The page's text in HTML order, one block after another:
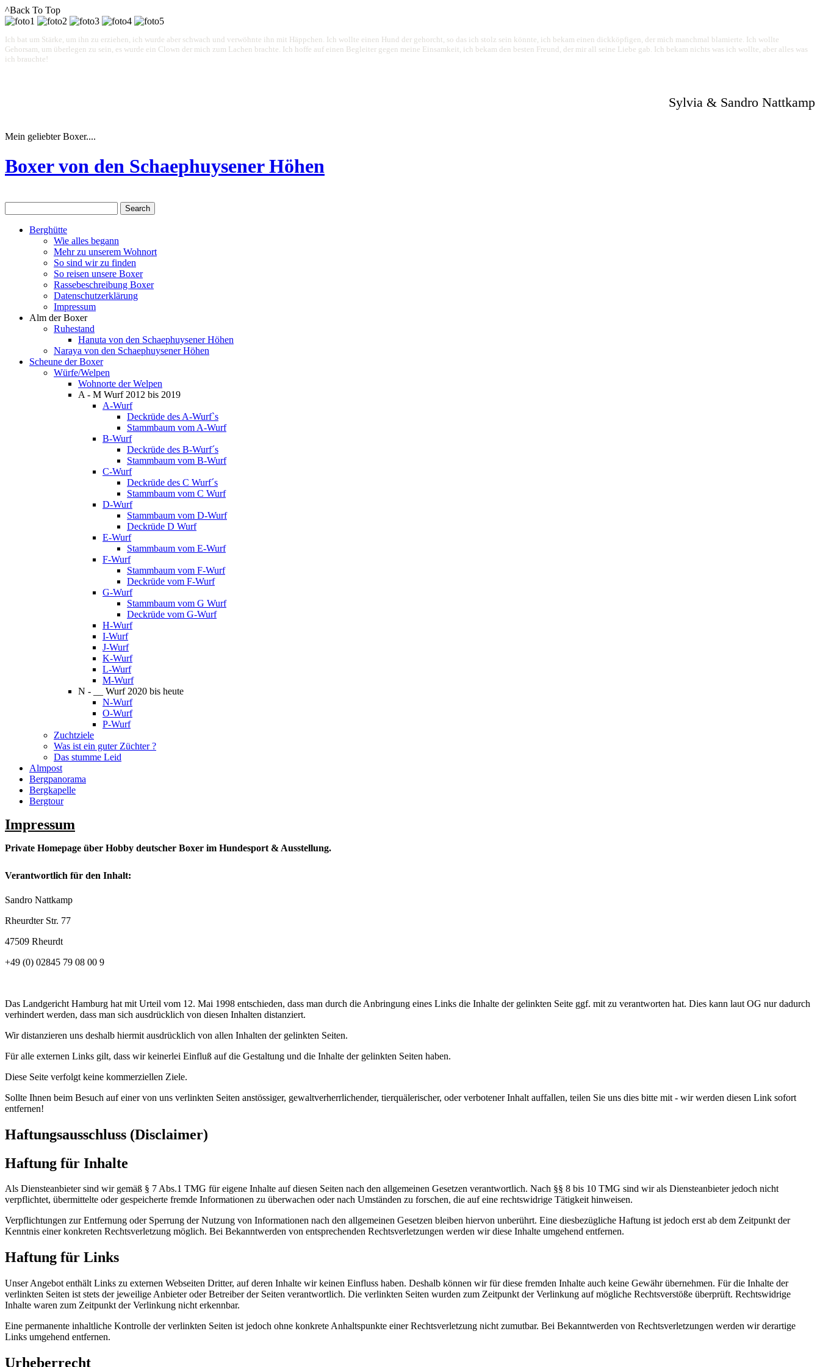
^Back To Top
Ich bat um Stärke, um ihn zu erziehen, ich wurde aber schwach und verwöhnte ihn mit Häppchen. Ich wollte einen Hund der gehorcht, so das ich stolz sein könnte, ich bekam einen dickköpfigen, der mich manchmal blamierte. Ich wollte
Gehorsam, um überlegen zu sein, es wurde ein Clown der mich zum Lachen brachte. Ich hoffe auf einen Begleiter gegen meine Einsamkeit, ich bekam den besten Freund, der mir all seine Liebe gab. Ich bekam nichts was ich wollte, aber alles was
ich brauchte!
Sylvia & Sandro Nattkamp
Mein geliebter Boxer....
Boxer von den Schaephuysener Höhen
Berghütte
Wie alles begann
Mehr zu unserem Wohnort
So sind wir zu finden
So reisen unsere Boxer
Rassebeschreibung Boxer
Datenschutzerklärung
Impressum
Alm der Boxer
Ruhestand
Hanuta von den Schaephuysener Höhen
Naraya von den Schaephuysener Höhen
Scheune der Boxer
Würfe/Welpen
Wohnorte der Welpen
A - M Wurf 2012 bis 2019
A-Wurf
Deckrüde des A-Wurf`s
Stammbaum vom A-Wurf
B-Wurf
Deckrüde des B-Wurf´s
Stammbaum vom B-Wurf
C-Wurf
Deckrüde des C Wurf´s
Stammbaum vom C Wurf
D-Wurf
Stammbaum vom D-Wurf
Deckrüde D Wurf
E-Wurf
Stammbaum vom E-Wurf
F-Wurf
Stammbaum vom F-Wurf
Deckrüde vom F-Wurf
G-Wurf
Stammbaum vom G Wurf
Deckrüde vom G-Wurf
H-Wurf
I-Wurf
J-Wurf
K-Wurf
L-Wurf
M-Wurf
N - __ Wurf 2020 bis heute
N-Wurf
O-Wurf
P-Wurf
Zuchtziele
Was ist ein guter Züchter ?
Das stumme Leid
Almpost
Bergpanorama
Bergkapelle
Bergtour
Impressum
Private Homepage über Hobby deutscher Boxer im Hundesport & Ausstellung.
Verantwortlich für den Inhalt:
Sandro Nattkamp
Rheurdter Str. 77
47509 Rheurdt
+49 (0) 02845 79 08 00 9
Das Landgericht Hamburg hat mit Urteil vom 12. Mai 1998 entschieden, dass man durch die Anbringung eines Links die Inhalte der gelinkten Seite ggf. mit zu verantworten hat. Dies kann laut OG nur dadurch
verhindert werden, dass man sich ausdrücklich von diesen Inhalten distanziert.
Wir distanzieren uns deshalb hiermit ausdrücklich von allen Inhalten der gelinkten Seiten.
Für alle externen Links gilt, dass wir keinerlei Einfluß auf die Gestaltung und die Inhalte der gelinkten Seiten haben.
Diese Seite verfolgt keine kommerziellen Ziele.
Sollte Ihnen beim Besuch auf einer von uns verlinkten Seiten anstössiger, gewaltverherrlichender, tierquälerischer, oder verbotener Inhalt auffallen, teilen Sie uns dies bitte mit - wir werden diesen Link sofort
entfernen!
Haftungsausschluss (Disclaimer)
Haftung für Inhalte
Als Diensteanbieter sind wir gemäß § 7 Abs.1 TMG für eigene Inhalte auf diesen Seiten nach den allgemeinen Gesetzen verantwortlich. Nach §§ 8 bis 10 TMG sind wir als Diensteanbieter jedoch nicht
verpflichtet, übermittelte oder gespeicherte fremde Informationen zu überwachen oder nach Umständen zu forschen, die auf eine rechtswidrige Tätigkeit hinweisen.
Verpflichtungen zur Entfernung oder Sperrung der Nutzung von Informationen nach den allgemeinen Gesetzen bleiben hiervon unberührt. Eine diesbezügliche Haftung ist jedoch erst ab dem Zeitpunkt der
Kenntnis einer konkreten Rechtsverletzung möglich. Bei Bekanntwerden von entsprechenden Rechtsverletzungen werden wir diese Inhalte umgehend entfernen.
Haftung für Links
Unser Angebot enthält Links zu externen Webseiten Dritter, auf deren Inhalte wir keinen Einfluss haben. Deshalb können wir für diese fremden Inhalte auch keine Gewähr übernehmen. Für die Inhalte der
verlinkten Seiten ist stets der jeweilige Anbieter oder Betreiber der Seiten verantwortlich. Die verlinkten Seiten wurden zum Zeitpunkt der Verlinkung auf mögliche Rechtsverstöße überprüft. Rechtswidrige
Inhalte waren zum Zeitpunkt der Verlinkung nicht erkennbar.
Eine permanente inhaltliche Kontrolle der verlinkten Seiten ist jedoch ohne konkrete Anhaltspunkte einer Rechtsverletzung nicht zumutbar. Bei Bekanntwerden von Rechtsverletzungen werden wir derartige
Links umgehend entfernen.
Urheberrecht